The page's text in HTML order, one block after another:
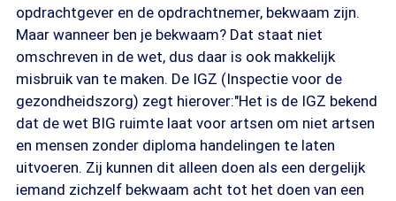
opdrachtgever en de opdrachtnemer, bekwaam zijn.
Maar wanneer ben je bekwaam? Dat staat niet
omschreven in de wet, dus daar is ook makkelijk
misbruik van te maken. De IGZ (Inspectie voor de
gezondheidszorg) zegt hierover:"Het is de IGZ bekend
dat de wet BIG ruimte laat voor artsen om niet artsen
en mensen zonder diploma handelingen te laten
uitvoeren. Zij kunnen dit alleen doen als een dergelijk
iemand zichzelf bekwaam acht tot het doen van een